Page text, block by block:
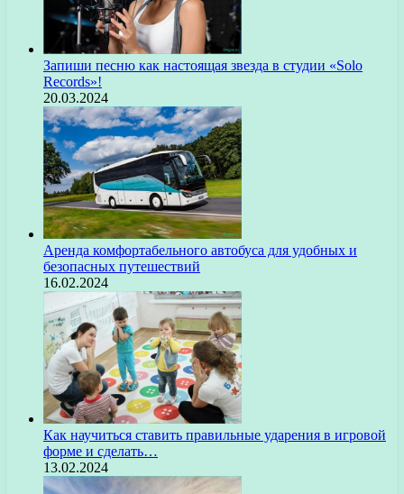
Запиши песню как настоящая звезда в студии «Solo
Records»!
20.03.2024
Аренда комфортабельного автобуса для удобных и
безопасных путешествий
16.02.2024
Как научиться ставить правильные ударения в игровой
форме и сделать…
13.02.2024